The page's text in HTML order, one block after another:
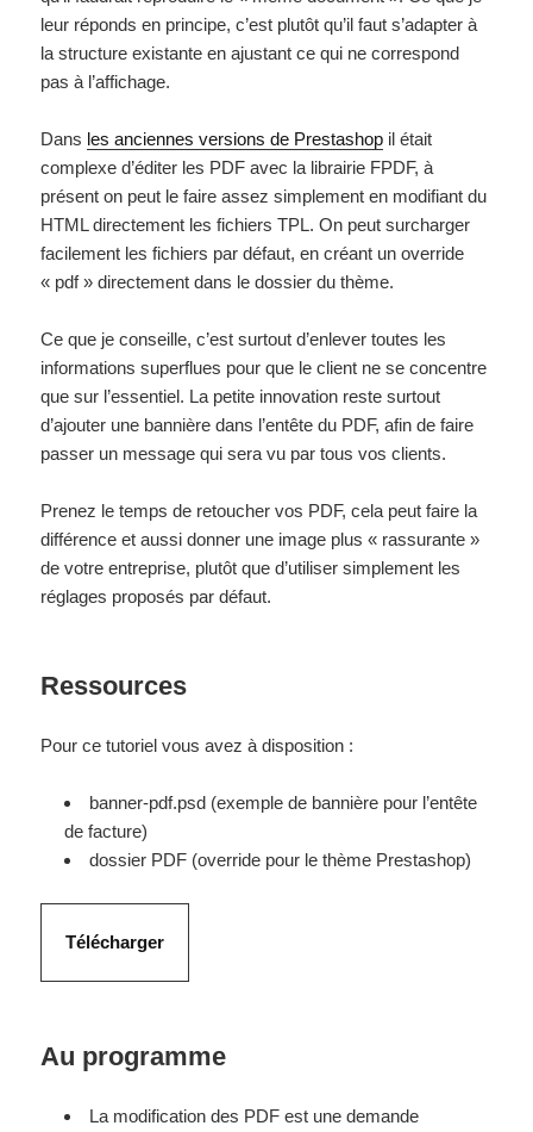
leur réponds en principe, c’est plutôt qu’il faut s’adapter à
la structure existante en ajustant ce qui ne correspond
pas à l’affichage.
Dans les anciennes versions de Prestashop il était
complexe d’éditer les PDF avec la librairie FPDF, à
présent on peut le faire assez simplement en modifiant du
HTML directement les fichiers TPL. On peut surcharger
facilement les fichiers par défaut, en créant un override
« pdf » directement dans le dossier du thème.
Ce que je conseille, c’est surtout d’enlever toutes les
informations superflues pour que le client ne se concentre
que sur l’essentiel. La petite innovation reste surtout
d’ajouter une bannière dans l’entête du PDF, afin de faire
passer un message qui sera vu par tous vos clients.
Prenez le temps de retoucher vos PDF, cela peut faire la
différence et aussi donner une image plus « rassurante »
de votre entreprise, plutôt que d’utiliser simplement les
réglages proposés par défaut.
Ressources
Pour ce tutoriel vous avez à disposition :
banner-pdf.psd (exemple de bannière pour l’entête
de facture)
dossier PDF (override pour le thème Prestashop)
Télécharger
Au programme
La modification des PDF est une demande